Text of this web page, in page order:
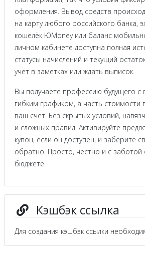
оформления. Вывод средств
на карту любого российского банка,
кошелёк ЮMoney или баланс
личном кабинете доступна полная
статусы начислений и текущий
учёт в заметках или ждать выписок.
Вы получаете профессию будущего с
гибким графиком, а часть стоимости
ваш счёт. Без скрытых условий,
и сложных правил. Активируйте
купон, если он доступен, и заберите
обратно. Просто, честно и с
бюджете.
Кэшбэк ссылка
Для создания кэшбэк ссылки